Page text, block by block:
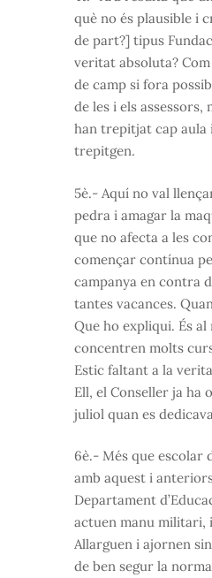
què no és plausible i
de part?] tipus
veritat absoluta?
de camp si fora
de les i els assessors,
han trepitjat cap aula
trepitgen.
5è.- Aquí no val
pedra i amagar la
que no afecta a les
començar contínua
campanya en contra
tantes vacances.
Que ho expliqui. És
concentren molts
Estic faltant a la
Ell, el Conseller ja ha
juliol quan es
6è.- Més que escolar
amb aquest i
Departament
actuen manu militari,
Allarguen i ajornen
de ben segur la